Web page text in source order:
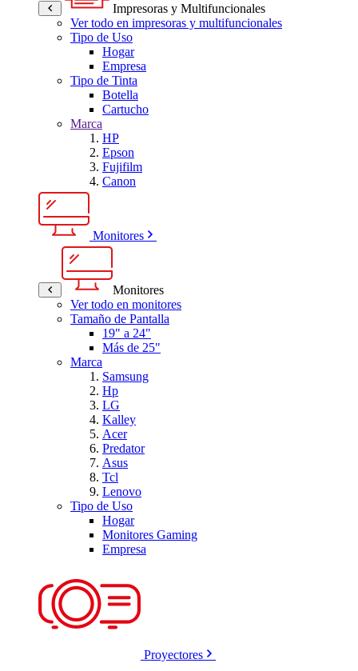
Impresoras y Multifuncionales
Ver todo en impresoras y multifuncionales
Tipo de Uso
Hogar
Empresa
Tipo de Tinta
Botella
Cartucho
Marca
HP
Epson
Fujifilm
Canon
Monitores
Monitores
Ver todo en monitores
Tamaño de Pantalla
19" a 24"
Más de 25"
Marca
Samsung
Hp
LG
Kalley
Acer
Predator
Asus
Tcl
Lenovo
Tipo de Uso
Hogar
Monitores Gaming
Empresa
Proyectores